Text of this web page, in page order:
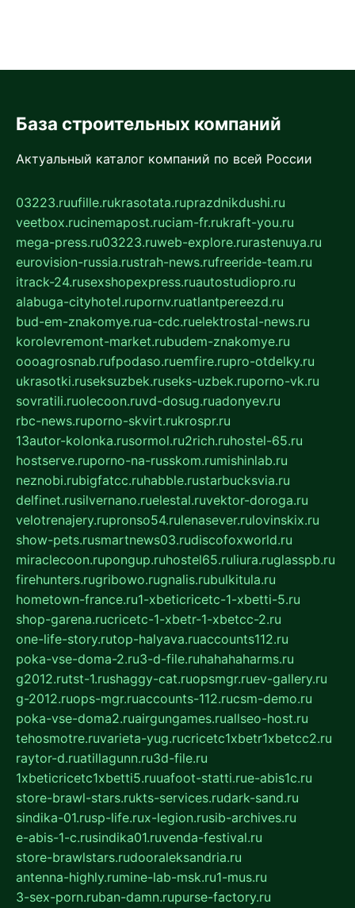
База строительных компаний
Актуальный каталог компаний по всей России
03223.ruufille.rukrasotata.ruprazdnikdushi.ru
veetbox.rucinemapost.ruciam-fr.rukraft-you.ru
mega-press.ru03223.ruweb-explore.rurastenuya.ru
eurovision-russia.rustrah-news.rufreeride-team.ru
itrack-24.rusexshopexpress.ruautostudiopro.ru
alabuga-cityhotel.rupornv.ruatlantpereezd.ru
bud-em-znakomye.rua-cdc.ruelektrostal-news.ru
korolevremont-market.rubudem-znakomye.ru
oooagrosnab.rufpodaso.ruemfire.rupro-otdelky.ru
ukrasotki.ruseksuzbek.ruseks-uzbek.ruporno-vk.ru
sovratili.ruolecoon.ruvd-dosug.ruadonyev.ru
rbc-news.ruporno-skvirt.rukrospr.ru
13autor-kolonka.rusormol.ru2rich.ruhostel-65.ru
hostserve.ruporno-na-russkom.rumishinlab.ru
neznobi.rubigfatcc.ruhabble.rustarbucksvia.ru
delfinet.rusilvernano.ruelestal.ruvektor-doroga.ru
velotrenajery.rupronso54.rulenasever.rulovinskix.ru
show-pets.rusmartnews03.rudiscofoxworld.ru
miraclecoon.rupongup.ruhostel65.ruliura.ruglasspb.ru
firehunters.rugribowo.rugnalis.rubulkitula.ru
hometown-france.ru1-xbeticricetc-1-xbetti-5.ru
shop-garena.rucricetc-1-xbetr-1-xbetcc-2.ru
one-life-story.rutop-halyava.ruaccounts112.ru
poka-vse-doma-2.ru3-d-file.ruhahahaharms.ru
g2012.rutst-1.rushaggy-cat.ruopsmgr.ruev-gallery.ru
g-2012.ruops-mgr.ruaccounts-112.rucsm-demo.ru
poka-vse-doma2.ruairgungames.ruallseo-host.ru
tehosmotre.ruvarieta-yug.rucricetc1xbetr1xbetcc2.ru
raytor-d.ruatillagunn.ru3d-file.ru
1xbeticricetc1xbetti5.ruuafoot-statti.rue-abis1c.ru
store-brawl-stars.rukts-services.rudark-sand.ru
sindika-01.rusp-life.rux-legion.rusib-archives.ru
e-abis-1-c.rusindika01.ruvenda-festival.ru
store-brawlstars.rudooraleksandria.ru
antenna-highly.rumine-lab-msk.ru1-mus.ru
3-sex-porn.ruban-damn.rupurse-factory.ru